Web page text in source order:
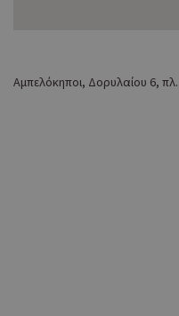
Αμπελόκηποι, Δορυλαίου 6,